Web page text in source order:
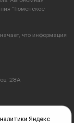
"Тюменское
что информация
28А
Яндекс